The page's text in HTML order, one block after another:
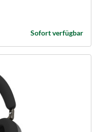
Sofort verfügbar